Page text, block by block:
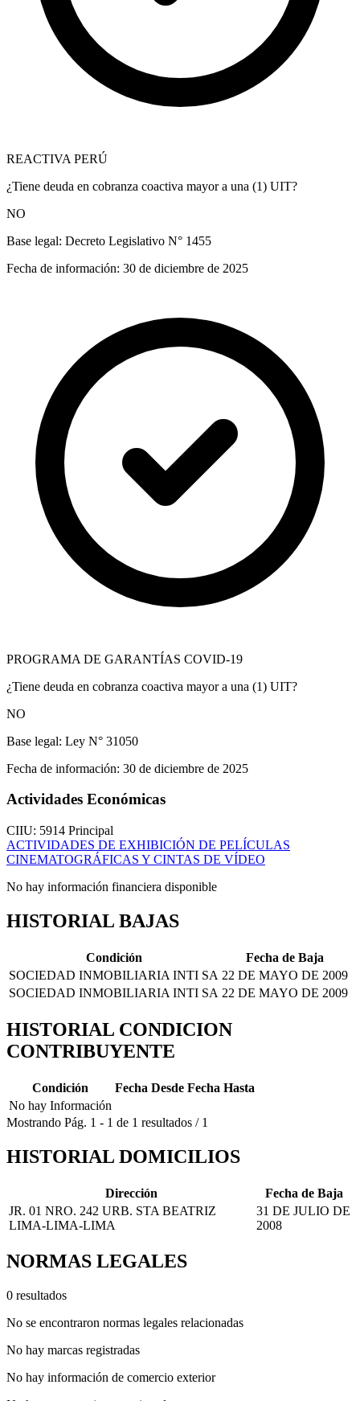
REACTIVA PERÚ
¿Tiene deuda en cobranza coactiva mayor a una (1) UIT?
NO
Base legal: Decreto Legislativo N° 1455
Fecha de información: 30 de diciembre de 2025
PROGRAMA DE GARANTÍAS COVID-19
¿Tiene deuda en cobranza coactiva mayor a una (1) UIT?
NO
Base legal: Ley N° 31050
Fecha de información: 30 de diciembre de 2025
Actividades Económicas
CIIU: 5914 Principal
ACTIVIDADES DE EXHIBICIÓN DE PELÍCULAS
CINEMATOGRÁFICAS Y CINTAS DE VÍDEO
No hay información financiera disponible
HISTORIAL BAJAS
Condición
Fecha de Baja
SOCIEDAD INMOBILIARIA INTI SA 22 DE MAYO DE 2009
SOCIEDAD INMOBILIARIA INTI SA 22 DE MAYO DE 2009
HISTORIAL CONDICION
CONTRIBUYENTE
Condición Fecha Desde Fecha Hasta
No hay Información
Mostrando Pág. 1 - 1 de 1 resultados / 1
HISTORIAL DOMICILIOS
Dirección
Fecha de Baja
JR. 01 NRO. 242 URB. STA BEATRIZ
LIMA-LIMA-LIMA
31 DE JULIO DE
2008
NORMAS LEGALES
0 resultados
No se encontraron normas legales relacionadas
No hay marcas registradas
No hay información de comercio exterior